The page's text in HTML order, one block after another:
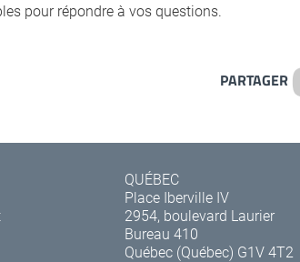
pour répondre à vos questions.
PARTAGER
QUÉBEC
Place Iberville IV
2954, boulevard Laurier
Bureau 410
Québec (Québec) G1V 4T2